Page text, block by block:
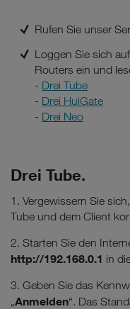
Rufen Sie unser
Loggen Sie sich
Routers ein und
- Drei Tube
- Drei HuiGate
- Drei Neo
Drei Tube.
1. Vergewissern Sie
Tube und dem Client
2. Starten Sie den
http://192.168.0.1 in
3. Geben Sie das
„Anmelden“. Das